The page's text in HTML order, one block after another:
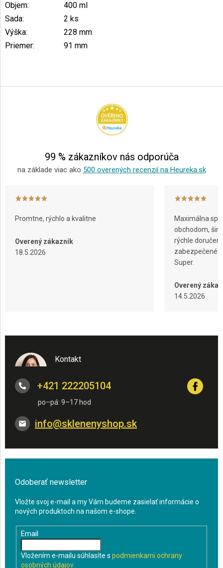
Objem:
400 ml
Sada:
2 ks
Výška:
228 mm
Priemer: 91 mm
á
99 % zákazníkov nás odporúča
na základe viac ako 500 overených recenzií na Heureka.sk
Promtne, rýchlo a kvalitne
Overený zákazník
18.5.2026
Maximálna
obchodom,
rýchle
zabezpečené
Super.
Overený
14.5.2026
Kontakt
info@sklenenyshop.sk
+421 222205104
Odoberať newsletter
Vložte svoj e-mail a my Vám budeme zasielať informácie o
nových produktoch na našom e-shope.
Email
Vložením e-mailu súhlasíte s podmienkami ochrany
osobných údajov